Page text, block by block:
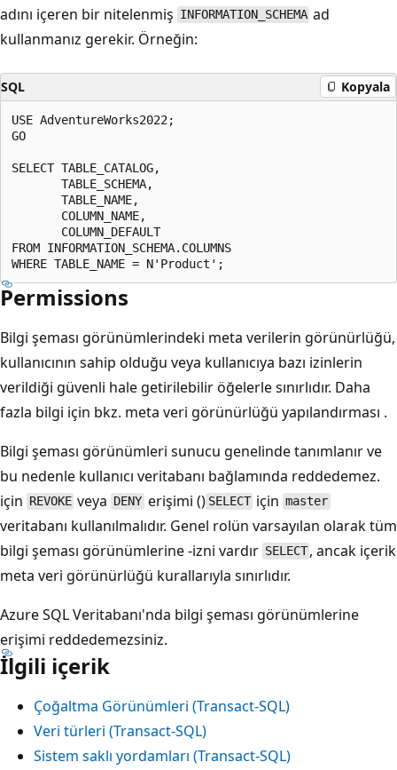
adını içeren bir nitelenmiş INFORMATION_SCHEMA ad
kullanmanız gerekir. Örneğin:
SQL Kopyala
USE AdventureWorks2022;
GO
SELECT TABLE_CATALOG,
       TABLE_SCHEMA,
       TABLE_NAME,
       COLUMN_NAME,
       COLUMN_DEFAULT
FROM INFORMATION_SCHEMA.COLUMNS
Permissions
Bilgi şeması görünümlerindeki meta verilerin görünürlüğü,
kullanıcının sahip olduğu veya kullanıcıya bazı izinlerin
verildiği güvenli hale getirilebilir öğelerle sınırlıdır. Daha
fazla bilgi için bkz. meta veri görünürlüğü yapılandırması .
Bilgi şeması görünümleri sunucu genelinde tanımlanır ve
bu nedenle kullanıcı veritabanı bağlamında reddedemez.
için REVOKE veya DENYerişimi () SELECT için master
veritabanı kullanılmalıdır. Genel rolün varsayılan olarak tüm
bilgi şeması görünümlerine -izni vardır SELECT , ancak içerik
meta veri görünürlüğü kurallarıyla sınırlıdır.
Azure SQL Veritabanı'nda bilgi şeması görünümlerine
erişimi reddedemezsiniz.
İlgili içerik
Çoğaltma Görünümleri (Transact-SQL)
Veri türleri (Transact-SQL)
Sistem saklı yordamları (Transact-SQL)